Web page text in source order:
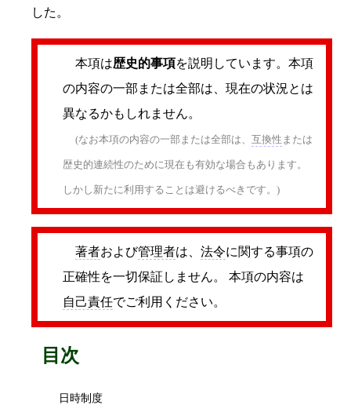
した。
本項は歴史的事項を説明しています。本項
の内容の一部または全部は、現在の状況とは
異なるかもしれません。
(なお本項の内容の一部または全部は、 互換性 または
歴史的連続性のために現在も有効な場合もあります。
しかし新たに利用することは避けるべきです。)
著者および管理者は、 法令に関する事項の
正確性を一切保証しません。 本項の内容は
自己責任でご利用ください。
目次
日時制度